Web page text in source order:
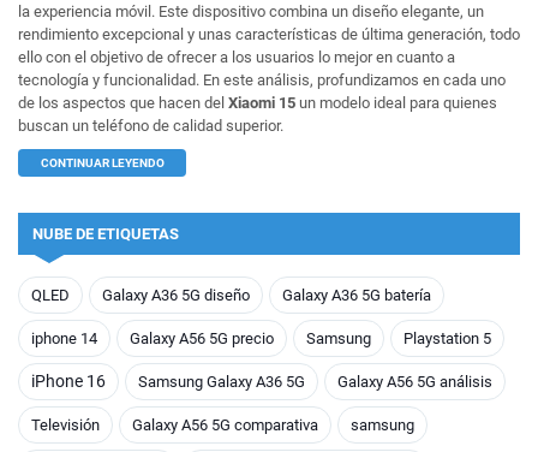
la experiencia móvil. Este dispositivo combina un diseño elegante, un
rendimiento excepcional y unas características de última generación, todo
ello con el objetivo de ofrecer a los usuarios lo mejor en cuanto a
tecnología y funcionalidad. En este análisis, profundizamos en cada uno
de los aspectos que hacen del Xiaomi 15 un modelo ideal para quienes
buscan un teléfono de calidad superior.
CONTINUAR LEYENDO
NUBE DE ETIQUETAS
QLED Galaxy A36 5G diseño Galaxy A36 5G batería
iphone 14 Galaxy A56 5G precio Samsung Playstation 5
iPhone 16 Samsung Galaxy A36 5G Galaxy A56 5G análisis
Televisión Galaxy A56 5G comparativa samsung